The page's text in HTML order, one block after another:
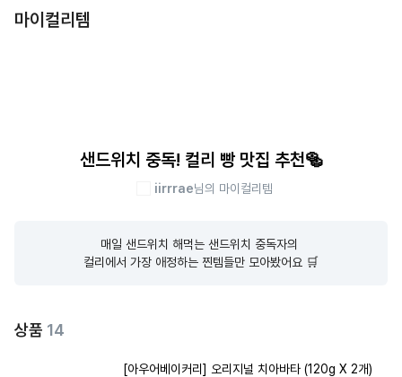
마이컬리템
샌드위치 중독! 컬리 빵 맛집 추천🥯
iirrrae님의 마이컬리템
매일 샌드위치 해먹는 샌드위치 중독자의
컬리에서 가장 애정하는 찐템들만 모아봤어요 🛒
상품 14
[아우어베이커리] 오리지널 치아바타 (120g X 2개)